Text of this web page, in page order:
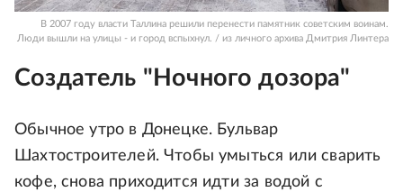
В 2007 году власти Таллина решили перенести памятник советским воинам.
Люди вышли на улицы - и город вспыхнул. / из личного архива Дмитрия Линтера
Создатель "Ночного дозора"
Обычное утро в Донецке. Бульвар
Шахтостроителей. Чтобы умыться или сварить
кофе, снова приходится идти за водой с